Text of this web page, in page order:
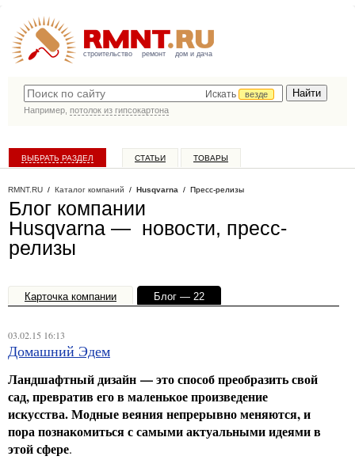
строительство ремонт дом и дача
Искать
везде
Например, потолок из гипсокартона
ВЫБРАТЬ РАЗДЕЛ СТАТЬИ ТОВАРЫ
RMNT.RU / Каталог компаний / Husqvarna / Пресс-релизы
Блог компании
Husqvarna — новости, пресс-
релизы
Карточка компании
Блог — 22
03.02.15 16:13
Домашний Эдем
Ландшафтный дизайн — это способ преобразить свой
сад, превратив его в маленькое произведение
искусства. Модные веяния непрерывно меняются, и
пора познакомиться с самыми актуальными идеями в
этой сфере.